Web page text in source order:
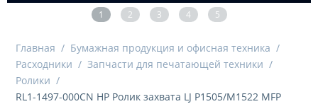
1 2 3 4 5
Главная / Бумажная продукция и офисная техника /
Расходники / Запчасти для печатающей техники /
Ролики /
RL1-1497-000CN HP Ролик захвата LJ P1505/M1522 MFP